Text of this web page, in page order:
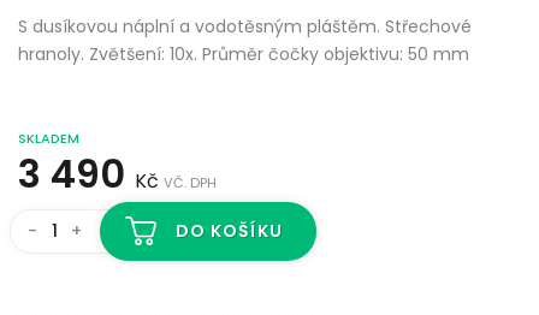
S dusíkovou náplní a vodotěsným pláštěm. Střechové
hranoly. Zvětšení: 10x. Průměr čočky objektivu: 50 mm
SKLADEM
3 490 Kč VČ. DPH
- + DO KOŠÍKU